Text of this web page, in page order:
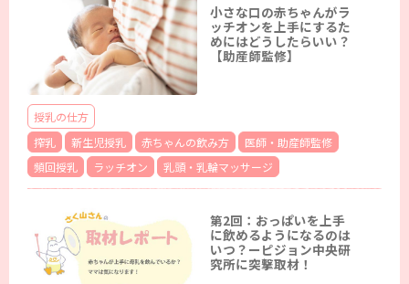
小さな口の赤ちゃんがラ
ッチオンを上手にするた
めにはどうしたらいい？
【助産師監修】
授乳の仕方
搾乳
新生児授乳 赤ちゃんの飲み方
医師・助産師監修
頻回授乳
ラッチオン 乳頭・乳輪マッサージ
第2回：おっぱいを上⼿
に飲めるようになるのは
いつ？ーピジョン中央研
究所に突撃取材！